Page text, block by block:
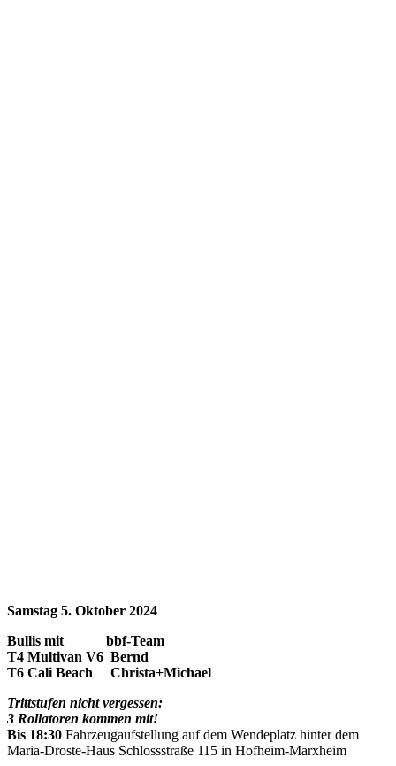
Samstag 5. Oktober 2024
Bullis mit bbf-Team
T4 Multivan V6 Bernd
T6 Cali Beach Christa+Michael
Trittstufen nicht vergessen:
3 Rollatoren kommen mit!
Bis 18:30 Fahrzeugaufstellung auf dem Wendeplatz hinter dem
Maria-Droste-Haus Schlossstraße 115 in Hofheim-Marxheim